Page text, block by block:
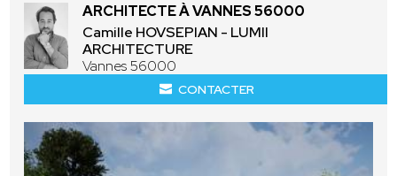
ARCHITECTE À VANNES 56000
Camille HOVSEPIAN - LUMII
ARCHITECTURE
Vannes 56000
CONTACTER